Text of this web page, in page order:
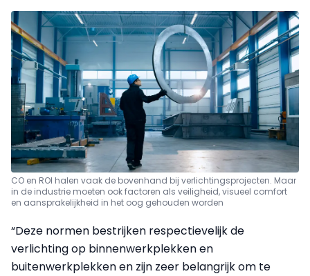
CO en ROI halen vaak de bovenhand bij verlichtingsprojecten. Maar
in de industrie moeten ook factoren als veiligheid, visueel comfort
en aansprakelijkheid in het oog gehouden worden
“Deze normen bestrijken respectievelijk de
verlichting op binnenwerkplekken en
buitenwerkplekken en zijn zeer belangrijk om te